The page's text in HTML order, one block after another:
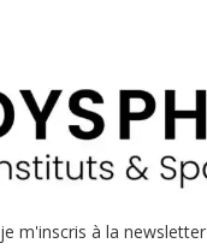
je m'inscris à la newsletter